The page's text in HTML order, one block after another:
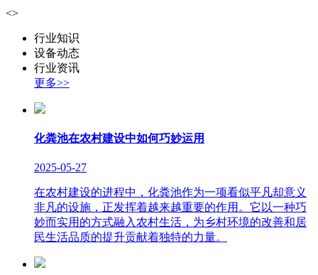
<>
行业知识
设备动态
行业资讯
更多>>
化粪池在农村建设中如何巧妙运用
2025-05-27
在农村建设的进程中，化粪池作为一项看似平凡却意义
非凡的设施，正发挥着越来越重要的作用。它以一种巧
妙而实用的方式融入农村生活，为乡村环境的改善和居
民生活品质的提升贡献着独特的力量。